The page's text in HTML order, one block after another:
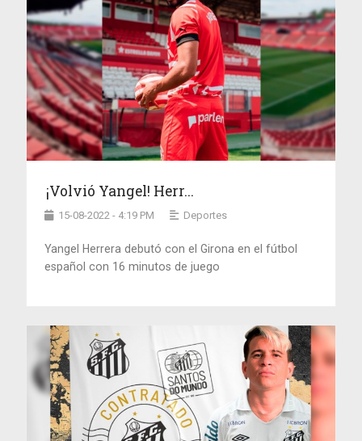
¡Volvió Yangel! Herr...
15-08-2022 - 4:19 PM Deportes
Yangel Herrera debutó con el Girona en el fútbol
español con 16 minutos de juego